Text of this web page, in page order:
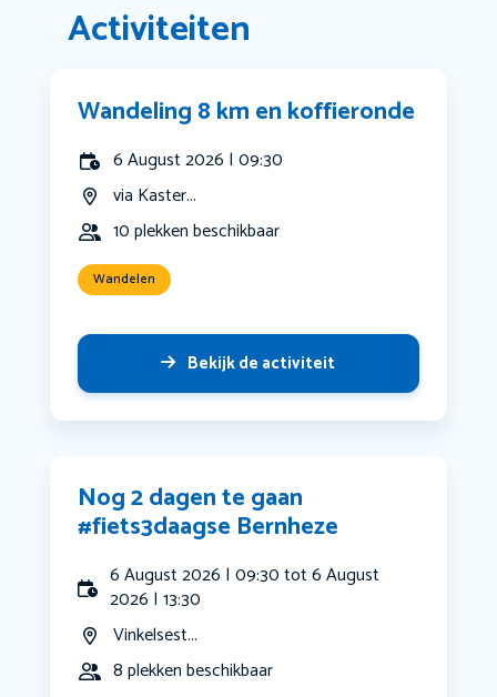
Activiteiten
Wandeling 8 km en koffieronde
6 August 2026 | 09:30
via Kaster...
10 plekken beschikbaar
Wandelen
Bekijk de activiteit
Nog 2 dagen te gaan
#fiets3daagse Bernheze
6 August 2026 | 09:30 tot 6 August
2026 | 13:30
Vinkelsest...
8 plekken beschikbaar